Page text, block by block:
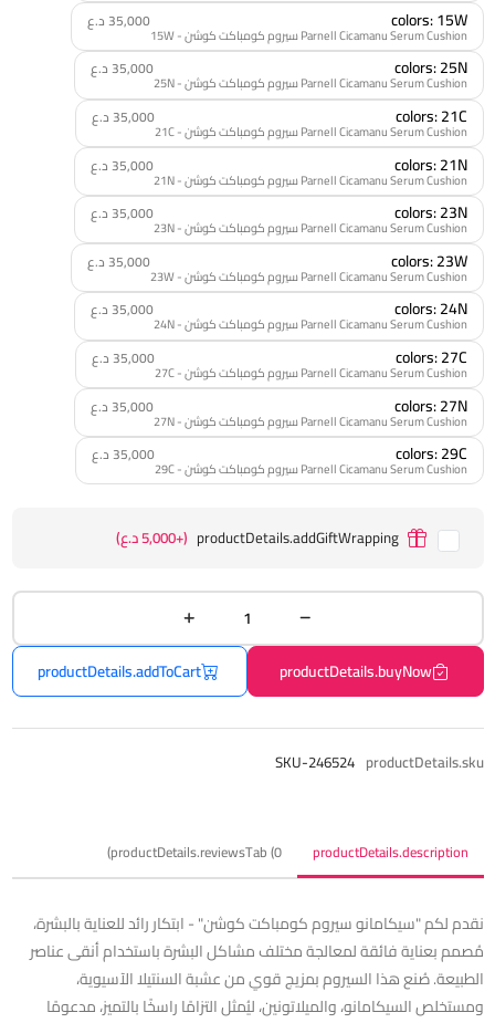
colors: 15W
Parnell Cicamanu Serum Cushion سيروم كومباكت كوشن - 15W
35,000 د.ع
colors: 25N
Parnell Cicamanu Serum Cushion سيروم كومباكت كوشن - 25N
35,000 د.ع
colors: 21C
Parnell Cicamanu Serum Cushion سيروم كومباكت كوشن - 21C
35,000 د.ع
colors: 21N
Parnell Cicamanu Serum Cushion سيروم كومباكت كوشن - 21N
35,000 د.ع
colors: 23N
Parnell Cicamanu Serum Cushion سيروم كومباكت كوشن - 23N
35,000 د.ع
colors: 23W
Parnell Cicamanu Serum Cushion سيروم كومباكت كوشن - 23W
35,000 د.ع
colors: 24N
Parnell Cicamanu Serum Cushion سيروم كومباكت كوشن - 24N
35,000 د.ع
colors: 27C
Parnell Cicamanu Serum Cushion سيروم كومباكت كوشن - 27C
35,000 د.ع
colors: 27N
Parnell Cicamanu Serum Cushion سيروم كومباكت كوشن - 27N
35,000 د.ع
colors: 29C
Parnell Cicamanu Serum Cushion سيروم كومباكت كوشن - 29C
35,000 د.ع
productDetails.addGiftWrapping (+5,000 د.ع)
productDetails.buyNow
productDetails.addToCart
productDetails.sku
SKU-246524
productDetails.description
productDetails.reviewsTab (0)
نقدم لكم "سيكامانو سيروم كومباكت كوشن" - ابتكار رائد للعناية بالبشرة،
مُصمم بعناية فائقة لمعالجة مختلف مشاكل البشرة باستخدام أنقى عناصر
الطبيعة. صُنع هذا السيروم بمزيج قوي من عشبة السنتيلا الآسيوية،
ومستخلص السيكامانو، والميلاتونين، ليُمثل التزامًا راسخًا بالتميز، مدعومًا